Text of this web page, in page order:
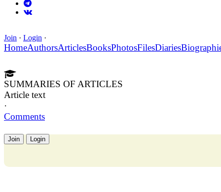
Join · Login ·
HomeAuthorsArticlesBooksPhotosFilesDiaries
SUMMARIES OF ARTICLES
Article text
·
Comments
Join Login